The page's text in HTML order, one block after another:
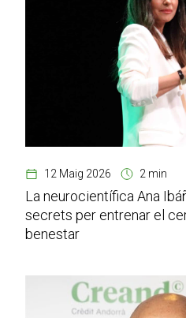
12 Maig 2026 2 min
La neurocientífica Ana
secrets per entrenar el
benestar